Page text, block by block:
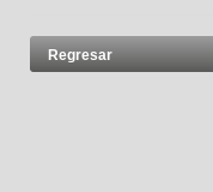
Regresar